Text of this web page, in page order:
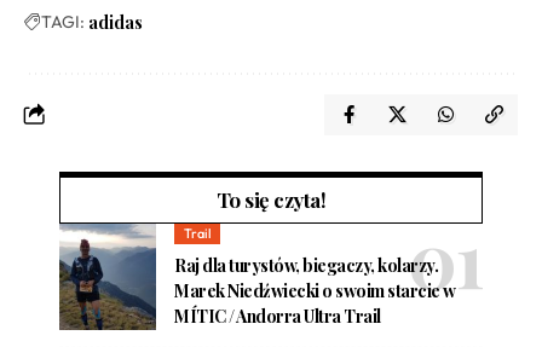
TAGI: adidas
To się czyta!
Trail
Raj dla turystów, biegaczy, kolarzy.
Marek Niedźwiecki o swoim starcie w
MÍTIC / Andorra Ultra Trail